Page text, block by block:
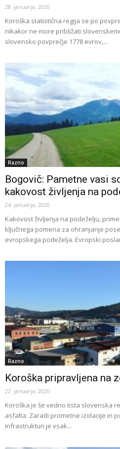
28. januarja, 2020
Koroška statistična regija se po
nikakor ne more približati
slovensko povprečje 1778 evrov,...
Razno
Bogovič: Pametne vasi
kakovost življenja na
24. januarja, 2020
Kakovost življenja na podeželju,
ključnega pomena za ohranjanje
evropskega podeželja. Evropski
Razno
Koroška pripravljena na
22. januarja, 2020
Koroška je še vedno tista slovenska
asfalta. Zaradi prometne izolacije in
infrastrukturi je vsak...